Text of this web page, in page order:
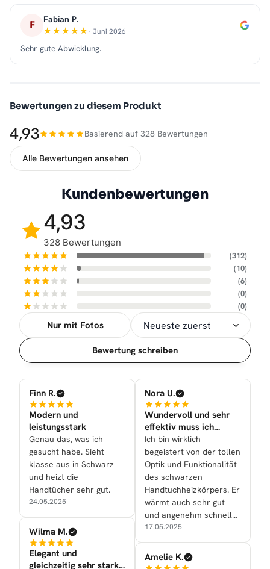
F Fabian P.
· Juni 2026
Sehr gute Abwicklung.
Bewertungen zu diesem Produkt
4,93 Basierend auf 328 Bewertungen
Alle Bewertungen ansehen
Kundenbewertungen
4,93
328 Bewertungen
(312)
(10)
(6)
(0)
(0)
Nur mit Fotos
Sortierung
Bewertung schreiben
Finn R.
Modern und
leistungsstark
Genau das, was ich
gesucht habe. Sieht
klasse aus in Schwarz
und heizt die
Handtücher sehr gut.
24.05.2025
Wilma M.
Elegant und
gleichzeitig sehr stark
Nora U.
Wundervoll und sehr
effektiv muss ich
sagen!
Ich bin wirklich
begeistert von der tollen
Optik und Funktionalität
des schwarzen
Handtuchheizkörpers. Er
wärmt auch sehr gut
und angenehm schnell
die Handtücher.
17.05.2025
Amelie K.